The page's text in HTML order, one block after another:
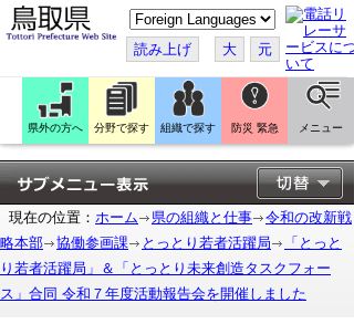
こ
の
ペ
ー
ジ
翻
訳
す
る
読み上げ 大 元
県外の方へ 分野で探す 組織で探す 防災 緊急 メニュー
現在の位置： ホーム 県の組織と仕事
令和の改新戦
略本部
協働参画課 とっとり若者活躍局
「とっと
り若者活躍局」＆「とっとり未来創造タスクフォー
ス」合同 令和７年度活動報告会を開催しました